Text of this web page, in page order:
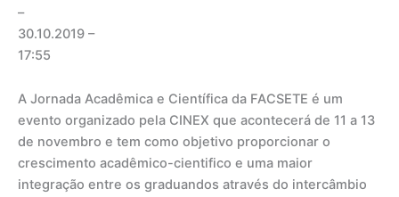
–
30.10.2019 –
17:55
A Jornada Acadêmica e Científica da FACSETE é um
evento organizado pela CINEX que acontecerá de 11 a 13
de novembro e tem como objetivo proporcionar o
crescimento acadêmico-cientifico e uma maior
integração entre os graduandos através do intercâmbio